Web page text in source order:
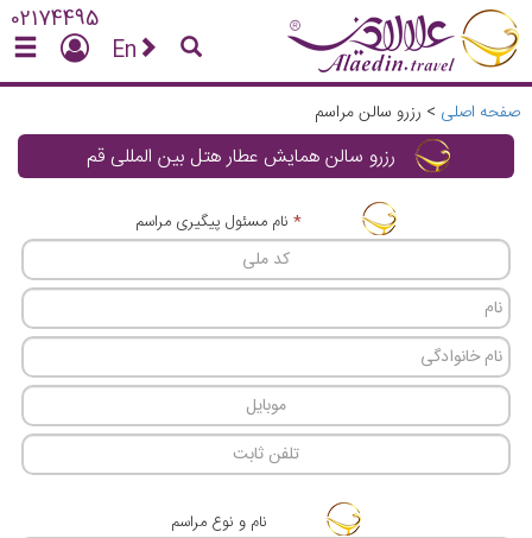
02174495
En
صفحه اصلی > رزرو سالن مراسم
رزرو سالن همایش عطار هتل بین المللی قم
*نام مسئول پیگیری مراسم
نام و نوع مراسم